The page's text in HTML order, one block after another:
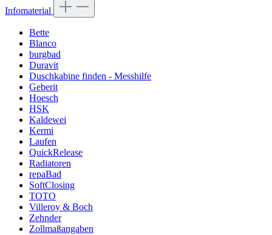
Infomaterial
Bette
Blanco
burgbad
Duravit
Duschkabine finden - Messhilfe
Geberit
Hoesch
HSK
Kaldewei
Kermi
Laufen
QuickRelease
Radiatoren
repaBad
SoftClosing
TOTO
Villeroy & Boch
Zehnder
Zollmaßangaben